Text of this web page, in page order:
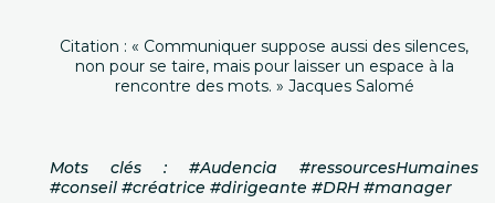
Citation : « Communiquer suppose aussi des silences,
non pour se taire, mais pour laisser un espace à la
rencontre des mots. » Jacques Salomé
Mots clés : #Audencia #ressourcesHumaines
#conseil #créatrice #dirigeante #DRH #manager